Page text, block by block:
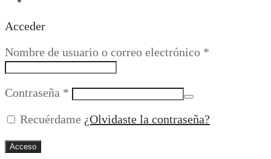
Acceder
Nombre de usuario o correo electrónico *
Contraseña * Obligatorio
Recuérdame ¿Olvidaste la contraseña?
Acceso